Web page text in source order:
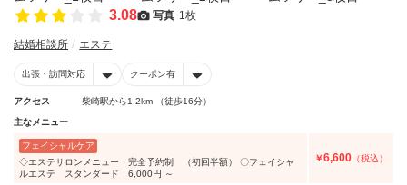
3.08 写真 1枚
結婚相談所 エステ
出張・訪問対応 クーポン有
アクセス 柴崎駅から1.2km （徒歩16分）
主なメニュー
フェイシャルケア
◇エステサロンメニュー 完全予約制 （初回半額） 〇フェイシャ
ルエステ スタンダード 6,000円 ～
￥6,600 （税込）